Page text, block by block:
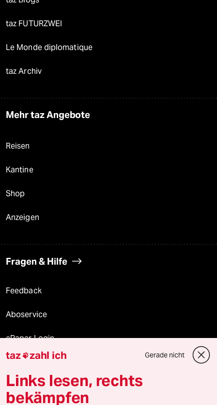
taz FUTURZWEI
Le Monde diplomatique
taz Archiv
Mehr taz Angebote
Reisen
Kantine
Shop
Anzeigen
Fragen & Hilfe
Feedback
Aboservice
ePaper Login
Downloads für Abonnierende
taz zahl ich Gerade nicht
Links lesen, rechts
bekämpfen